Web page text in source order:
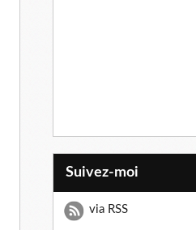
Suivez-moi
via RSS